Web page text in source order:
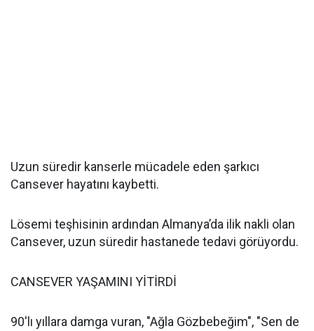
Uzun süredir kanserle mücadele eden şarkıcı
Cansever hayatını kaybetti.
Lösemi teşhisinin ardından Almanya’da ilik nakli olan
Cansever, uzun süredir hastanede tedavi görüyordu.
CANSEVER YAŞAMINI YİTİRDİ
90'lı yıllara damga vuran, "Ağla Gözbebeğim", "Sen de